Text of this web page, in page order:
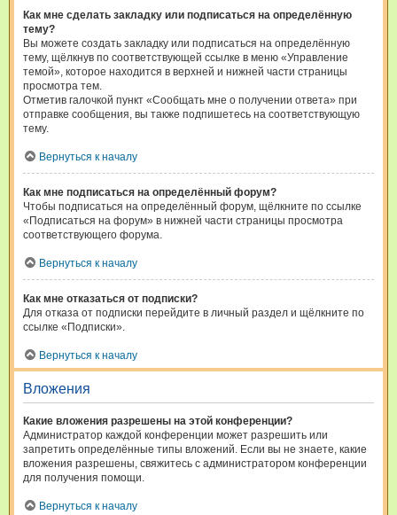
Как мне сделать закладку или подписаться на определённую
тему?
Вы можете создать закладку или подписаться на определённую
тему, щёлкнув по соответствующей ссылке в меню «Управление
темой», которое находится в верхней и нижней части страницы
просмотра тем.
Отметив галочкой пункт «Сообщать мне о получении ответа» при
отправке сообщения, вы также подпишетесь на соответствующую
тему.
Вернуться к началу
Как мне подписаться на определённый форум?
Чтобы подписаться на определённый форум, щёлкните по ссылке
«Подписаться на форум» в нижней части страницы просмотра
соответствующего форума.
Вернуться к началу
Как мне отказаться от подписки?
Для отказа от подписки перейдите в личный раздел и щёлкните по
ссылке «Подписки».
Вернуться к началу
Вложения
Какие вложения разрешены на этой конференции?
Администратор каждой конференции может разрешить или
запретить определённые типы вложений. Если вы не знаете, какие
вложения разрешены, свяжитесь с администратором конференции
для получения помощи.
Вернуться к началу